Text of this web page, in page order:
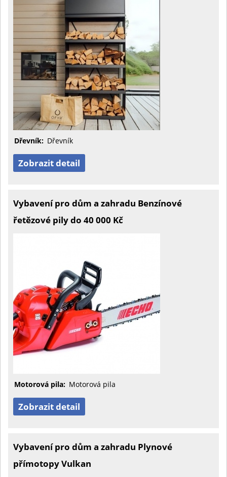
Dřevník: Dřevník
Zobrazit detail
Vybavení pro dům a zahradu Benzínové
řetězové pily do 40 000 Kč
Motorová pila: Motorová pila
Zobrazit detail
Vybavení pro dům a zahradu Plynové
přímotopy Vulkan